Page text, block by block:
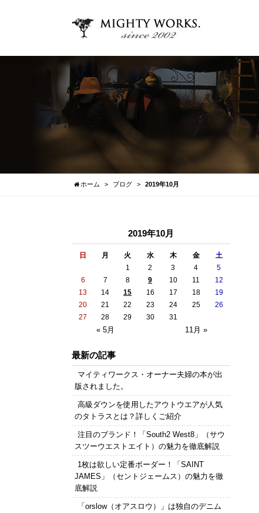
ホーム ブログ 2019年10月
2019年10月
日 月 火 水 木 金 土
« 5月 11月 »
1 2 3 4
5
6
7 8 9 10 11
12
13
14 15 16 17 18
19
20
21 22 23 24 25
26
27
28 29 30 31
最新の記事
マイティワークス・オーナー夫婦の本が出
版されました。
高級ダウンを使用したアウトウエアが人気
のタトラスとは？詳しくご紹介
注目のブランド！「South2 West8」（サウ
スツーウエストエイト）の魅力を徹底解説
1枚は欲しい定番ボーダー！「SAINT
JAMES」（セントジェームス）の魅力を徹
底解説
「orslow（オアスロウ）」は独自のデニム